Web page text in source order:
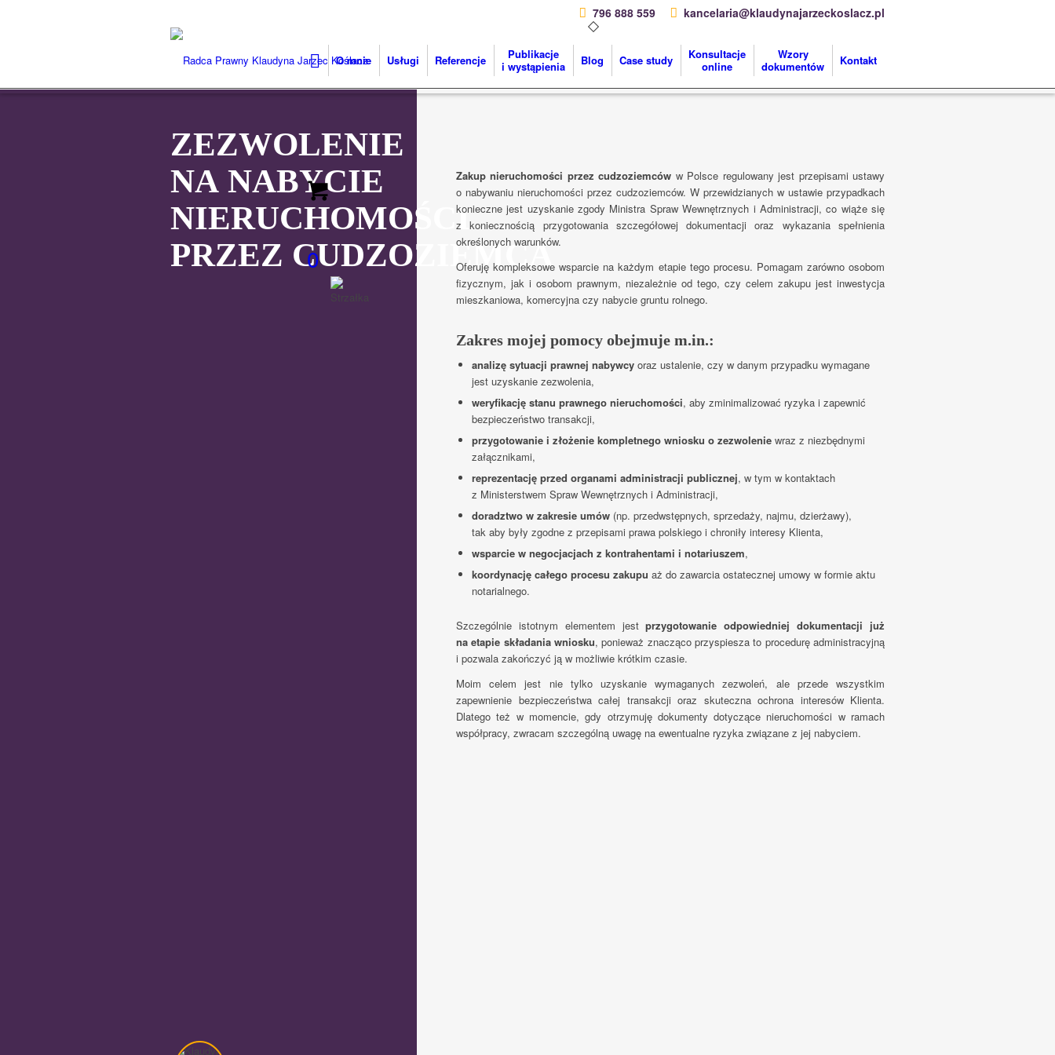
796 888 559 kancelaria@klaudynajarzeckoslacz.pl
O mnie Usługi Referencje
Publikacje
i wystąpienia
Blog Case study
Konsultacje
online
Wzory
dokumentów
Kontakt
0
ZEZWOLENIE
NA NABYCIE
NIERUCHOMOŚCI
PRZEZ CUDZOZIEMCA
Zakup nieruchomości przez cudzoziemców w Polsce regulowany jest przepisami ustawy
o nabywaniu nieruchomości przez cudzoziemców. W przewidzianych w ustawie przypadkach
konieczne jest uzyskanie zgody Ministra Spraw Wewnętrznych i Administracji, co wiąże się
z koniecznością przygotowania szczegółowej dokumentacji oraz wykazania spełnienia
określonych warunków.
Oferuję kompleksowe wsparcie na każdym etapie tego procesu. Pomagam zarówno osobom
fizycznym, jak i osobom prawnym, niezależnie od tego, czy celem zakupu jest inwestycja
mieszkaniowa, komercyjna czy nabycie gruntu rolnego.
Zakres mojej pomocy obejmuje m.in.:
analizę sytuacji prawnej nabywcyoraz ustalenie, czy w danym przypadku wymagane
jest uzyskanie zezwolenia,
weryfikację stanu prawnego nieruchomości, aby zminimalizować ryzyka i zapewnić
bezpieczeństwo transakcji,
przygotowanie i złożenie kompletnego wniosku o zezwoleniewraz z niezbędnymi
załącznikami,
reprezentację przed organami administracji publicznej, w tym w kontaktach
z Ministerstwem Spraw Wewnętrznych i Administracji,
doradztwo w zakresie umów(np. przedwstępnych, sprzedaży, najmu, dzierżawy),
tak aby były zgodne z przepisami prawa polskiego i chroniły interesy Klienta,
wsparcie w negocjacjach z kontrahentami i notariuszem,
koordynację całego procesu zakupu aż do zawarcia ostatecznej umowy w formie aktu
notarialnego.
Szczególnie istotnym elementem jestprzygotowanie odpowiedniej dokumentacji już
na etapie składania wniosku, ponieważ znacząco przyspiesza to procedurę administracyjną
i pozwala zakończyć ją w możliwie krótkim czasie.
Moim celem jest nie tylko uzyskanie wymaganych zezwoleń, ale przede wszystkim
zapewnienie bezpieczeństwa całej transakcji oraz skuteczna ochrona interesów Klienta.
Dlatego też w momencie, gdy otrzymuję dokumenty dotyczące nieruchomości w ramach
współpracy, zwracam szczególną uwagę na ewentualne ryzyka związane z jej nabyciem.